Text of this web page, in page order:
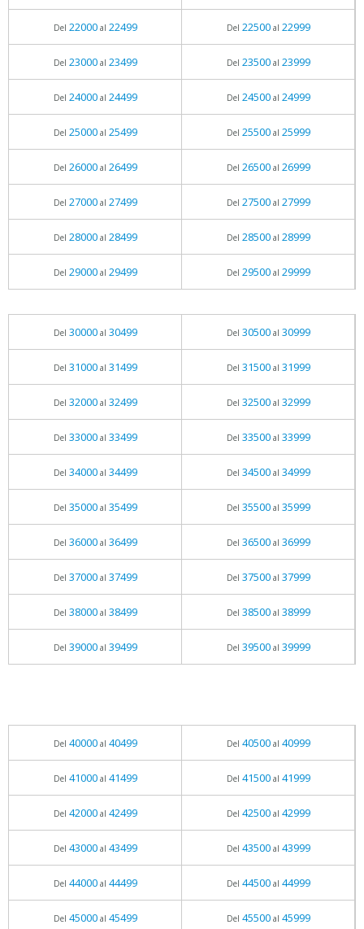
Del 22000al 22499 Del 22500al 22999
Del 23000al 23499 Del 23500al 23999
Del 24000al 24499 Del 24500al 24999
Del 25000al 25499 Del 25500al 25999
Del 26000al 26499 Del 26500al 26999
Del 27000al 27499 Del 27500al 27999
Del 28000al 28499 Del 28500al 28999
Del 29000al 29499 Del 29500al 29999
Del 30000al 30499 Del 30500al 30999
Del 31000al 31499 Del 31500al 31999
Del 32000al 32499 Del 32500al 32999
Del 33000al 33499 Del 33500al 33999
Del 34000al 34499 Del 34500al 34999
Del 35000al 35499 Del 35500al 35999
Del 36000al 36499 Del 36500al 36999
Del 37000al 37499 Del 37500al 37999
Del 38000al 38499 Del 38500al 38999
Del 39000al 39499 Del 39500al 39999
Del 40000al 40499 Del 40500al 40999
Del 41000al 41499 Del 41500al 41999
Del 42000al 42499 Del 42500al 42999
Del 43000al 43499 Del 43500al 43999
Del 44000al 44499 Del 44500al 44999
Del 45000al 45499 Del 45500al 45999